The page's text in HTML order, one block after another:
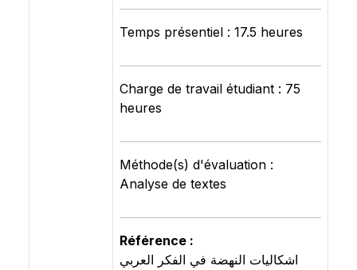
Temps présentiel : 17.5 heures
Charge de travail étudiant : 75
heures
Méthode(s) d'évaluation :
Analyse de textes
Référence :
اشكاليات النهضة في الفكر العربي